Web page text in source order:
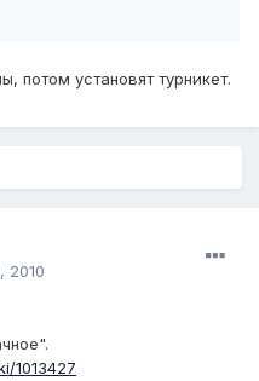
потом установят турникет.
2010
1013427